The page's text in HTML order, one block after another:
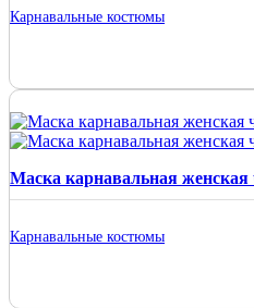
Карнавальные костюмы
Маска карнавальная женская
Карнавальные костюмы